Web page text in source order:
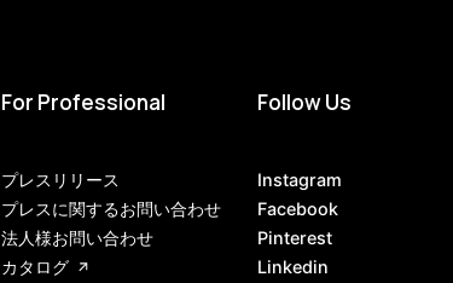
For Professional
プレスリリース
プレスに関するお問い合わせ
法人様お問い合わせ
カタログ
Follow Us
Instagram
Facebook
Pinterest
Linkedin